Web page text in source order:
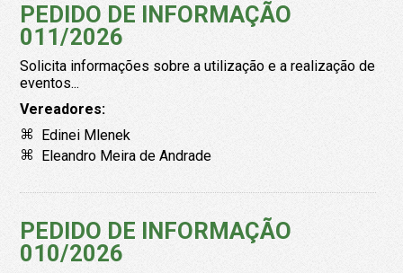
PEDIDO DE INFORMAÇÃO
011/2026
Solicita informações sobre a utilização e a realização de
eventos...
Vereadores:
Edinei Mlenek
Eleandro Meira de Andrade
PEDIDO DE INFORMAÇÃO
010/2026